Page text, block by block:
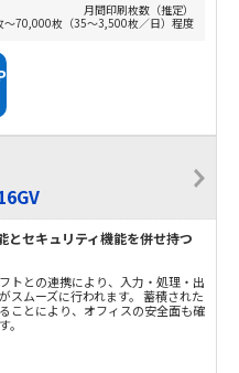
月間印刷枚数（推定）
～70,000枚（35～3,500枚／日）程度
とセキュリティ機能を併せ持つ
トとの連携により、入力・処理・出
スムーズに行われます。 蓄積された
ことにより、オフィスの安全面も確
。